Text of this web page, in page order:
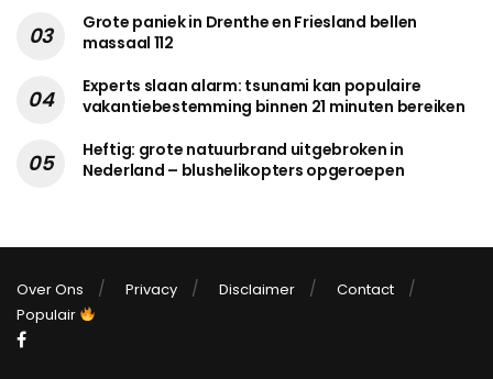
Grote paniek in Drenthe en Friesland bellen
massaal 112
Experts slaan alarm: tsunami kan populaire
vakantiebestemming binnen 21 minuten bereiken
Heftig: grote natuurbrand uitgebroken in
Nederland – blushelikopters opgeroepen
Over Ons Privacy Disclaimer
Contact
Populair